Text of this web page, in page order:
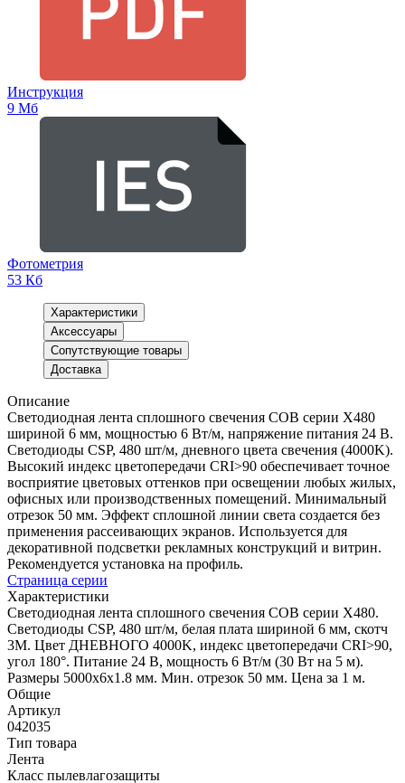
Инструкция
9 Мб
Фотометрия
53 Кб
Характеристики
Аксессуары
Сопутствующие товары
Доставка
Описание
Светодиодная лента сплошного свечения COB серии X480
шириной 6 мм, мощностью 6 Вт/м, напряжение питания 24 В.
Светодиоды CSP, 480 шт/м, дневного цвета свечения (4000K).
Высокий индекс цветопередачи CRI>90 обеспечивает точное
восприятие цветовых оттенков при освещении любых жилых,
офисных или производственных помещений. Минимальный
отрезок 50 мм. Эффект сплошной линии света создается без
применения рассеивающих экранов. Используется для
декоративной подсветки рекламных конструкций и витрин.
Рекомендуется установка на профиль.
Страница серии
Характеристики
Светодиодная лента сплошного свечения COB серии X480.
Светодиоды CSP, 480 шт/м, белая плата шириной 6 мм, скотч
3M. Цвет ДНЕВНОГО 4000K, индекс цветопередачи CRI>90,
угол 180°. Питание 24 В, мощность 6 Вт/м (30 Вт на 5 м).
Размеры 5000х6х1.8 мм. Мин. отрезок 50 мм. Цена за 1 м.
Общие
Артикул
042035
Тип товара
Лента
Класс пылевлагозащиты